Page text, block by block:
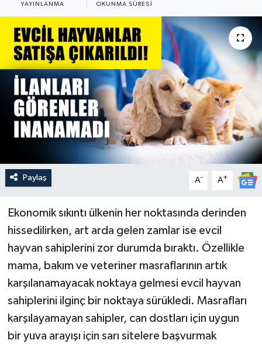
YAYINLANMA OKUNMA SÜRESI
Paylaş A- A+
Ekonomik sıkıntı ülkenin her noktasında derinden
hissedilirken, art arda gelen zamlar ise evcil
hayvan sahiplerini zor durumda bıraktı. Özellikle
mama, bakım ve veteriner masraflarının artık
karşılanamayacak noktaya gelmesi evcil hayvan
sahiplerini ilginç bir noktaya sürükledi. Masrafları
karşılayamayan sahipler, can dostları için uygun
bir yuva arayışı için sarı sitelere başvurmak
Güncel
Kültür & Sanat
Magazin
Resmi İlan
Sağlık & Yaşam
Siyaset